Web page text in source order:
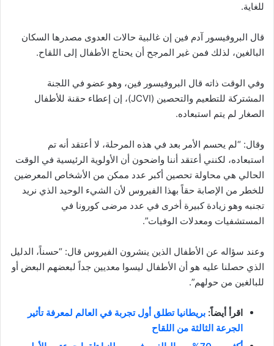
للغاية.
قال البروفيسور آدم فين إن غالبية حالات العدوى مصدرها السكان
البالغين، لذلك فمن غير المرجح أن يحتاج الأطفال إلى اللقاح.
وفي الوقت ذاته قال البروفيسور فين، وهو عضو في اللجنة
المشتركة للتطعيم والتحصين (JCVI)، إن إعطاء حقنة للأطفال
الصغار لم يتم استبعاده.
وقال: “لم يحسم الأمر بعد في هذه المرحلة، لا أعتقد أنه تم
استبعاده، لكنني أعتقد أننا واضحون أن الأولوية الرئيسية في الوقت
الحالي هي محاولة تحصين أكبر عدد ممكن من الأشخاص المعرضين
للخطر من الإصابة حقاً بهذا الفيروس لأن الشيء الوحيد الذي نريد
تجنبه وهو زيادة كبيرة أخرى في عدد مرضى كورونا في
المستشفيات ومعدلات الوفيات”.
وعند سؤاله عن الأطفال الذين ينشرون الفيروس قال: “حسناً، الدليل
الذي حصلنا عليه هو أن الأطفال ليسوا معديين جداً لبعضهم البعض أو
للبالغين من حولهم”.
اقرأ أيضاً: بريطانيا تطلق أول تجربة في العالم لمعرفة تأثير
الجرعة الثالثة من اللقاح